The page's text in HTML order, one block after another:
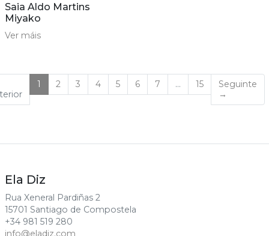
Saia Aldo Martins
Miyako
Ver máis
1 (current)
2 3 4 5 6 7 … 15
Seguinte
→
Ela Diz
Rua Xeneral Pardiñas 2
15701 Santiago de Compostela
+34 981 519 280
info@eladiz.com